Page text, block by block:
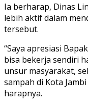
Ia berharap, Dinas
lebih aktif dalam
tersebut.
“Saya apresiasi
bisa bekerja sendiri
unsur masyarakat,
sampah di Kota
harapnya.